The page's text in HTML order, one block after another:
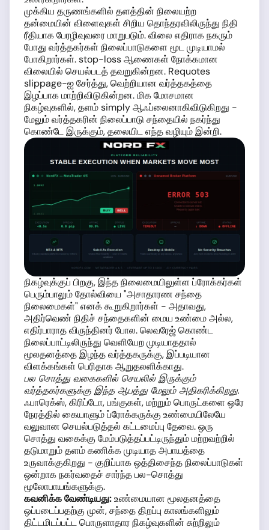
முக்கிய தருணங்களில் தளத்தின் நிலையற்ற
தன்மையின் விளைவுகள் சிறிய தொந்தரவிலிருந்து நிதி
ரீதியாக பேரழிவுவரை மாறுபடும். விலை எதிராக நகரும்
போது வர்த்தகர்கள் நிலைப்பாடுகளை மூட முடியாமல்
போகிறார்கள். stop-loss ஆணைகள் நோக்கமான
விலையில் செயல்படத் தவறுகின்றன. Requotes
slippage-ஐ சேர்த்து, வெற்றியான வர்த்தகத்தை
இழப்பாக மாற்றிவிடுகின்றன. மிக மோசமான
நிகழ்வுகளில், தளம் simply ஆஃப்லைனாகிவிடுகிறது -
மேலும் வர்த்தகரின் நிலைப்பாடு சந்தையில் நகர்ந்து
கொண்டே இருக்கும், தலையிட எந்த வழியும் இன்றி.
நிகழ்வுக்குப் பிறகு, இந்த நிலைமையிலுள்ள ப்ரோக்கர்கள்
பெரும்பாலும் தோல்வியை "அசாதாரண சந்தை
நிலைமைகள்" எனக் கூறுகிறார்கள் - அதாவது,
அதிர்வெண் நிதிச் சந்தைகளின் மைய உண்மை அல்ல,
எதிர்பாராத விருந்தினர் போல. லெவரேஜ் கொண்ட
நிலைப்பாட்டிலிருந்து வெளியேற முடியாததால்
மூலதனத்தை இழந்த வர்த்தகருக்கு, இப்படியான
விளக்கங்கள் பெரிதாக ஆறுதலளிக்காது.
பல சொத்து வகைகளில் செயலில் இருக்கும்
வர்த்தகர்களுக்கு இந்த ஆபத்து மேலும் அதிகரிக்கிறது.
ஃபாரெக்ஸ், கிரிப்டோ, பங்குகள், மற்றும் பொருட்களை ஒரே
நேரத்தில் கையாளும் ப்ரோக்கருக்கு உண்மையிலேயே
வலுவான செயல்படுத்தல் கட்டமைப்பு தேவை. ஒரு
சொத்து வகைக்கு மேம்படுத்தப்பட்டிருந்தும் மற்றவற்றில்
தடுமாறும் தளம் கணிக்க முடியாத அபாயத்தை
உருவாக்குகிறது - குறிப்பாக ஒத்திசைந்த நிலைப்பாடுகள்
ஒன்றாக நகர்வதைச் சார்ந்த பல-சொத்து
மூலோபாயங்களுக்கு.
கவனிக்க வேண்டியது:உண்மையான மூலதனத்தை
ஒப்படைப்பதற்கு முன், சந்தை திறப்பு காலங்களிலும்
திட்டமிடப்பட்ட பொருளாதார நிகழ்வுகளின் சுற்றிலும்